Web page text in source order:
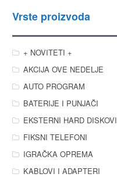
Vrste proizvoda
+ NOVITETI +
AKCIJA OVE NEDELJE
AUTO PROGRAM
BATERIJE I PUNJAČI
EKSTERNI HARD DISKOVI
FIKSNI TELEFONI
IGRAČKA OPREMA
KABLOVI I ADAPTERI